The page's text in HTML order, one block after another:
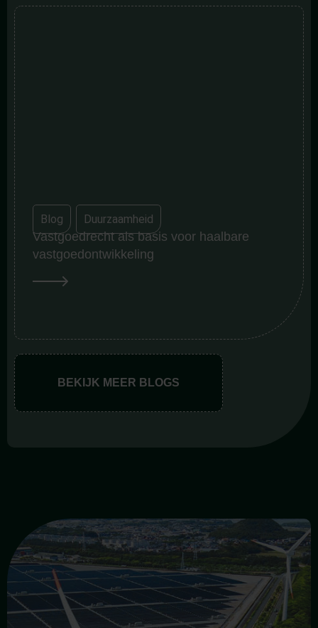
Blog Duurzaamheid
Vastgoedrecht als basis voor haalbare
vastgoedontwikkeling
BEKIJK MEER BLOGS